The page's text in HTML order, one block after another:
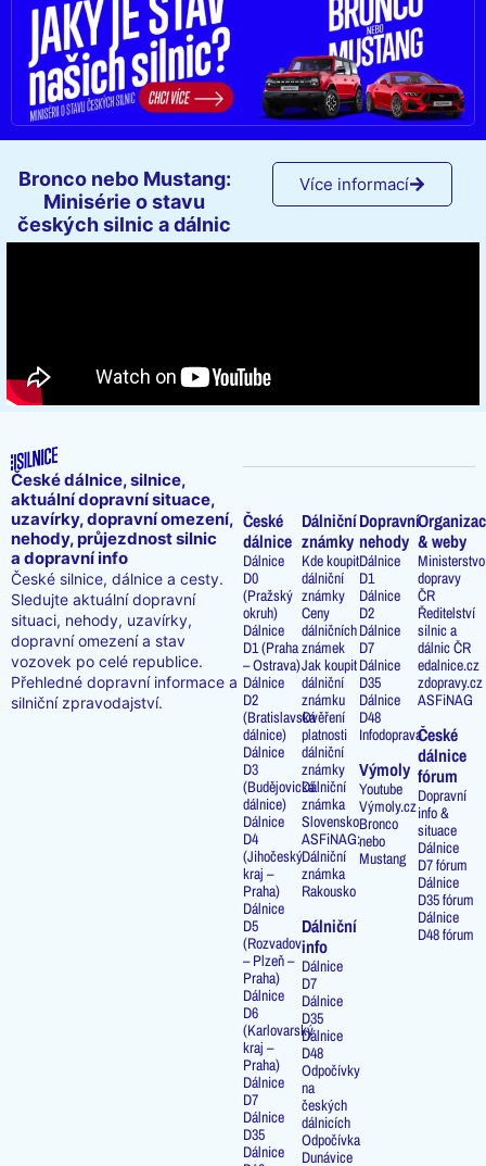
Bronco nebo Mustang:
Minisérie o stavu
českých silnic a dálnic
Více informací
České dálnice, silnice,
aktuální dopravní situace,
uzavírky, dopravní omezení,
nehody, průjezdnost silnic
a dopravní info
České silnice, dálnice a cesty.
Sledujte aktuální dopravní
situaci, nehody, uzavírky,
dopravní omezení a stav
vozovek po celé republice.
Přehledné dopravní informace a
silniční zpravodajství.
České
dálnice
Dálnice
D0
(Pražský
okruh)
Dálnice
D1 (Praha
– Ostrava)
Dálnice
D2
(Bratislavská
dálnice)
Dálnice
D3
(Budějovická
dálnice)
Dálnice
D4
(Jihočeský
kraj –
Praha)
Dálnice
D5
(Rozvadov
– Plzeň –
Praha)
Dálnice
D6
(Karlovarský
kraj –
Praha)
Dálnice
D7
Dálnice
D35
Dálnice
Dálniční
známky
Kde koupit
dálniční
známky
Ceny
dálničních
známek
Jak koupit
dálniční
známku
Ověření
platnosti
dálniční
známky
Dálniční
známka
Slovensko
ASFiNAG:
Dálniční
známka
Rakousko
Dálniční
info
Dálnice
D7
Dálnice
D35
Dálnice
D48
Odpočívky
na
českých
dálnicích
Odpočívka
Dunávice
Dopravní
nehody
Dálnice
D1
Dálnice
D2
Dálnice
D7
Dálnice
D35
Dálnice
D48
Infodoprava
Výmoly
Youtube
Výmoly.cz
Bronco
nebo
Mustang
& weby
Ministerstvo
dopravy
ČR
Ředitelství
silnic a
dálnic ČR
edalnice.cz
zdopravy.cz
ASFiNAG
České
dálnice
fórum
Dopravní
info &
situace
Dálnice
D7 fórum
Dálnice
D35 fórum
Dálnice
D48 fórum